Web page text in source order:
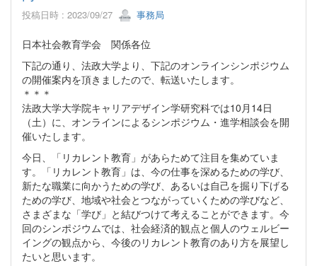
投稿日時 : 2023/09/27 事務局
日本社会教育学会 関係各位
下記の通り、法政大学より、下記のオンラインシンポジウム
の開催案内を頂きましたので、転送いたします。
＊＊＊
法政大学大学院キャリアデザイン学研究科では10月14日
（土）に、オンラインによるシンポジウム・進学相談会を開
催いたします。
今日、「リカレント教育」があらためて注目を集めていま
す。「リカレント教育」は、今の仕事を深めるための学び、
新たな職業に向かうための学び、あるいは自己を掘り下げる
ための学び、地域や社会とつながっていくための学びなど、
さまざまな「学び」と結びつけて考えることができます。今
回のシンポジウムでは、社会経済的観点と個人のウェルビー
イングの観点から、今後のリカレント教育のあり方を展望し
たいと思います。